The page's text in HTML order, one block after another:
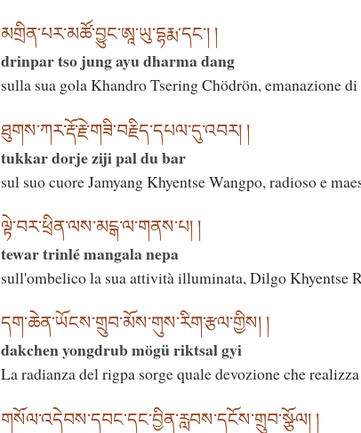
མགྲིན་པར་མཚོ་བྱུང་ཨཱ་ཡུ་དྷརྨ་དང་། །
drinpar tso jung ayu dharma dang
sulla sua gola Khandro Tsering Chödrön, emanazione
ཐུགས་ཀར་རྡོ་རྗེ་གཟི་བརྗིད་དཔལ་དུ་འབར། །
tukkar dorje ziji pal du bar
sul suo cuore Jamyang Khyentse Wangpo, radioso e
ལྟེ་བར་ཕྲིན་ལས་མངྒ་ལ་གནས་པ། །
tewar trinlé mangala nepa
sull'ombelico la sua attività illuminata, Dilgo Khyentse
དག་ཆེན་ཡོངས་གྲུབ་མོས་གུས་རིག་རྩལ་གྱིས། །
dakchen yongdrub mögü riktsal gyi
La radianza del rigpa sorge quale devozione che
གསོལ་འདེབས་དབང་དང་བྱིན་རླབས་དངོས་གྲུབ་སྩོལ། །